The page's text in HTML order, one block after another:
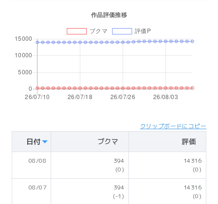
クリップボードにコピー
日付 ブクマ 評価
08/08
394
(0)
14316
(0)
08/07
394
(-1)
14316
(0)